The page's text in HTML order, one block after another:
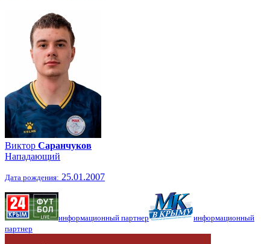
Виктор Саранчуков
Нападающий
Дата рождения: 25.01.2007
информационный партнер
информационный
партнер